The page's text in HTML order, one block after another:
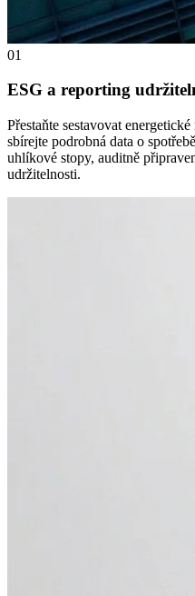
01
ESG a reporting
Přestaňte sestavovat
sbírejte podrobná data o
uhlíkové stopy, auditně
udržitelnosti.